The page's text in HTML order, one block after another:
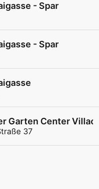
- Spar
- Spar
Garten Center Villach
37